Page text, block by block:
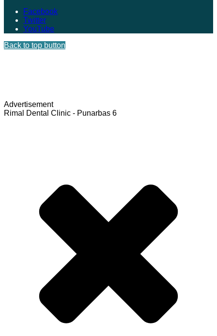
Facebook
Twitter
YouTube
Back to top button
Advertisement
Rimal Dental Clinic - Punarbas 6